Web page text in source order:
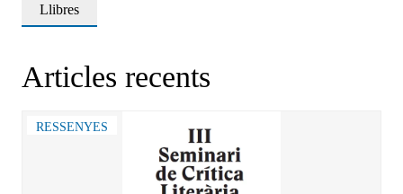
Llibres
Articles recents
RESSENYES